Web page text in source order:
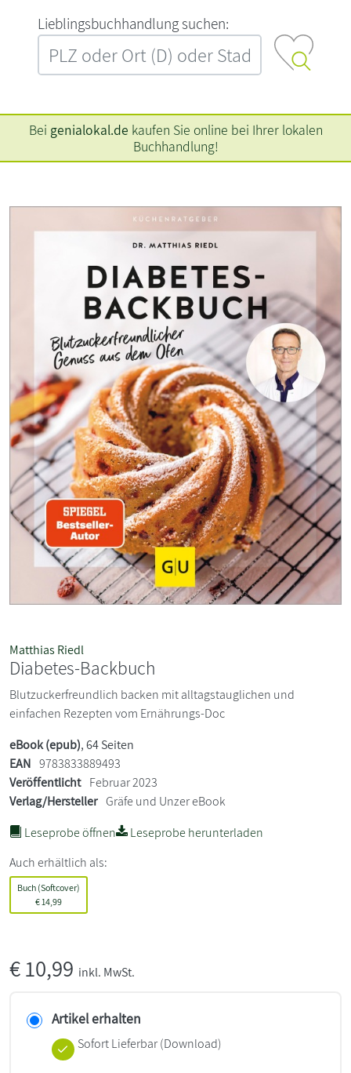
L‍i‍e‍b‍l‍i‍n‍g‍s‍b‍u‍c‍h‍h‍a‍n‍d‍l‍u‍n‍g‍ ‍s‍u‍c‍h‍e‍n‍:‍
Bei genialokal.de kaufen Sie online bei Ihrer lokalen
Buchhandlung!
Matthias Riedl
Diabetes-Backbuch
Blutzuckerfreundlich backen mit alltagstauglichen und
einfachen Rezepten vom Ernährungs-Doc
eBook (epub), 64 Seiten
EAN 9783833889493
Veröffentlicht Februar 2023
Verlag/Hersteller Gräfe und Unzer eBook
Leseprobe öffnen
Leseprobe herunterladen
Auch erhältlich als:
Buch (Softcover)
€14,99
€10,99 inkl. MwSt.
Artikel erhalten
Sofort Lieferbar (Download)